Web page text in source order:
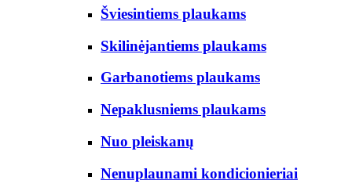
Šviesintiems plaukams
Skilinėjantiems plaukams
Garbanotiems plaukams
Nepaklusniems plaukams
Nuo pleiskanų
Nenuplaunami kondicionieriai